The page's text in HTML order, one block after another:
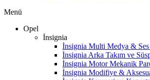
Menü
Opel
İnsignia
İnsignia Multi Medya & Ses
İnsignia Arka Takım ve
İnsignia Motor Mekanik
İnsignia Modifiye &